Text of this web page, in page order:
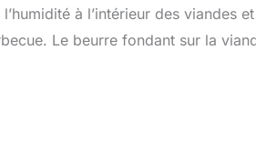
à l’intérieur des viandes et
Le beurre fondant sur la